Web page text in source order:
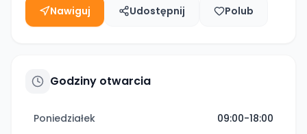
Nawiguj Udostępnij Polub
Godziny otwarcia
Poniedziałek 09:00-18:00